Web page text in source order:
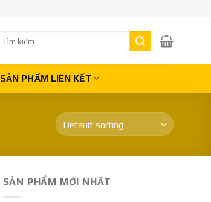
SẢN PHẨM LIÊN KẾT
SẢN PHẨM MỚI NHẤT